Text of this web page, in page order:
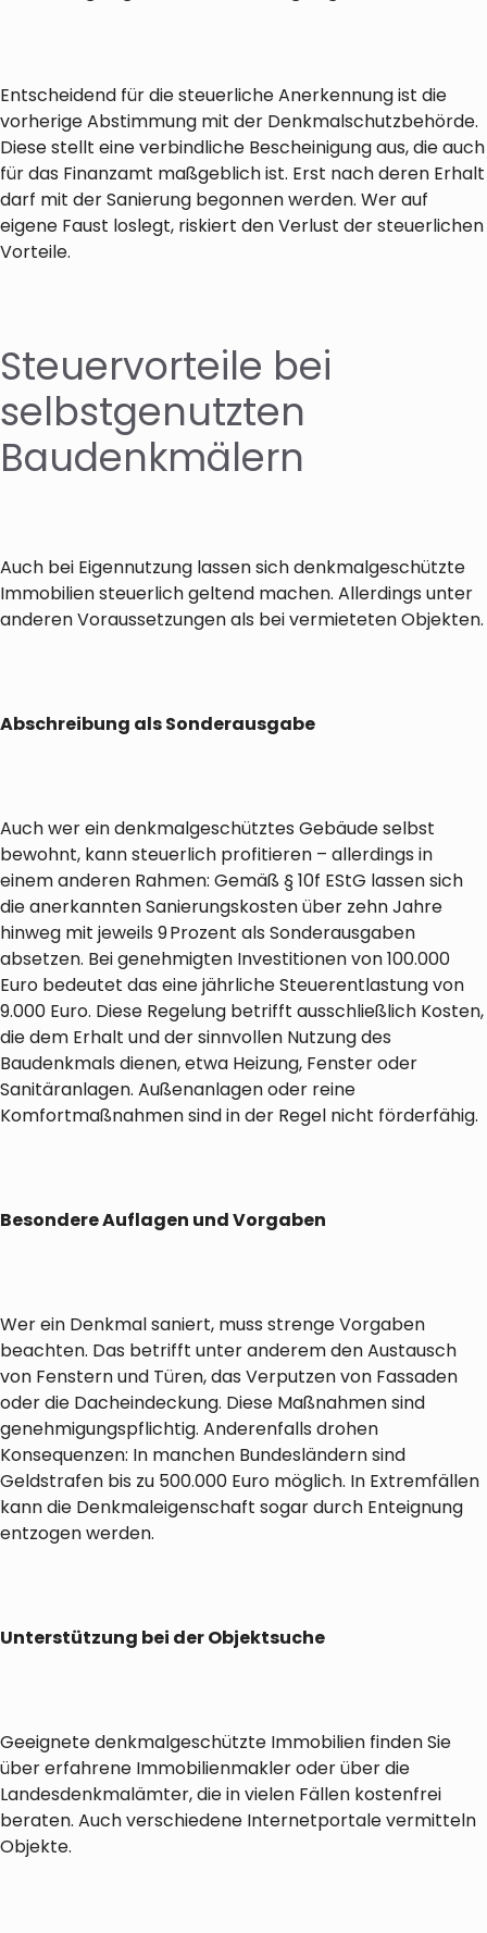
Entscheidend für die steuerliche Anerkennung ist die
vorherige Abstimmung mit der Denkmalschutzbehörde.
Diese stellt eine verbindliche Bescheinigung aus, die auch
für das Finanzamt maßgeblich ist. Erst nach deren Erhalt
darf mit der Sanierung begonnen werden. Wer auf
eigene Faust loslegt, riskiert den Verlust der steuerlichen
Vorteile.
Steuervorteile bei
selbstgenutzten
Baudenkmälern
Auch bei Eigennutzung lassen sich denkmalgeschützte
Immobilien steuerlich geltend machen. Allerdings unter
anderen Voraussetzungen als bei vermieteten Objekten.
Abschreibung als Sonderausgabe
Auch wer ein denkmalgeschütztes Gebäude selbst
bewohnt, kann steuerlich profitieren – allerdings in
einem anderen Rahmen: Gemäß § 10f EStG lassen sich
die anerkannten Sanierungskosten über zehn Jahre
hinweg mit jeweils 9 Prozent als Sonderausgaben
absetzen. Bei genehmigten Investitionen von 100.000
Euro bedeutet das eine jährliche Steuerentlastung von
9.000 Euro. Diese Regelung betrifft ausschließlich Kosten,
die dem Erhalt und der sinnvollen Nutzung des
Baudenkmals dienen, etwa Heizung, Fenster oder
Sanitäranlagen. Außenanlagen oder reine
Komfortmaßnahmen sind in der Regel nicht förderfähig.
Besondere Auflagen und Vorgaben
Wer ein Denkmal saniert, muss strenge Vorgaben
beachten. Das betrifft unter anderem den Austausch
von Fenstern und Türen, das Verputzen von Fassaden
oder die Dacheindeckung. Diese Maßnahmen sind
genehmigungspflichtig. Anderenfalls drohen
Konsequenzen: In manchen Bundesländern sind
Geldstrafen bis zu 500.000 Euro möglich. In Extremfällen
kann die Denkmaleigenschaft sogar durch Enteignung
entzogen werden.
Unterstützung bei der Objektsuche
Geeignete denkmalgeschützte Immobilien finden Sie
über erfahrene Immobilienmakler oder über die
Landesdenkmalämter, die in vielen Fällen kostenfrei
beraten. Auch verschiedene Internetportale vermitteln
Objekte.